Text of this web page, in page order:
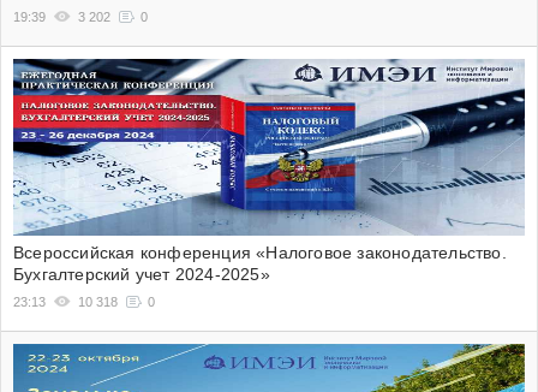
19:39 3 202 0
Всероссийская конференция «Налоговое законодательство.
Бухгалтерский учет 2024-2025»
23:13 10 318 0